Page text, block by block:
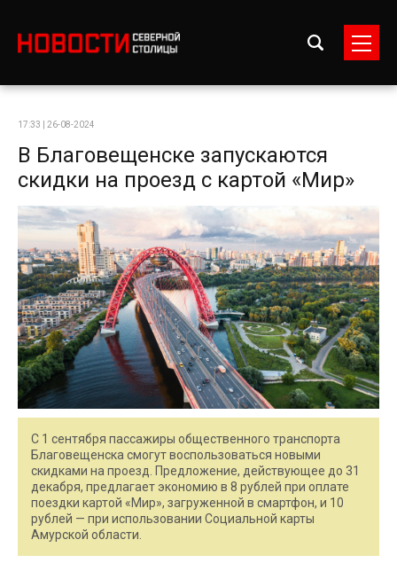
17:33 | 26-08-2024
В Благовещенске запускаются
скидки на проезд с картой «Мир»
С 1 сентября пассажиры общественного транспорта
Благовещенска смогут воспользоваться новыми
скидками на проезд. Предложение, действующее до 31
декабря, предлагает экономию в 8 рублей при оплате
поездки картой «Мир», загруженной в смартфон, и 10
рублей — при использовании Социальной карты
Амурской области.